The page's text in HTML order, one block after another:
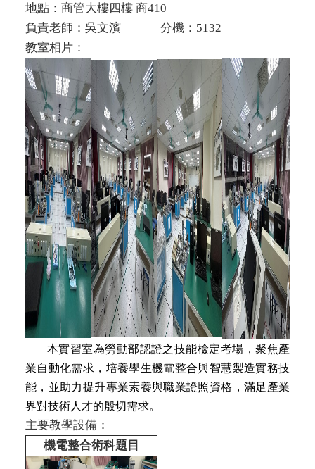
地點：商管大樓四樓 商410
負責老師：吳文濱 分機：5132
教室相片：
本實習室為勞動部認證之技能檢定考場，聚焦產
業自動化需求，培養學生機電整合與智慧製造實務技
能，並助力提升專業素養與職業證照資格，滿足產業
界對技術人才的殷切需求。
主要教學設備：
機電整合術科題目